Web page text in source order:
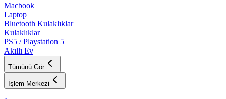
Macbook
Laptop
Bluetooth Kulaklıklar
Kulaklıklar
PS5 / Playstation 5
Akıllı Ev
Tümünü Gör
İşlem Merkezi